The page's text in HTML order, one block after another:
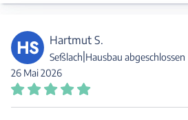
HS Hartmut S.
Seßlach Hausbau abgeschlossen
26 Mai 2026